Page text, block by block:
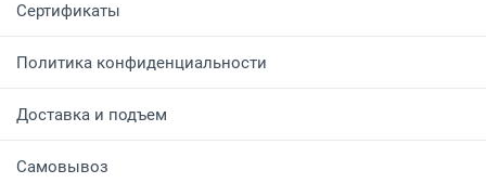
Сертификаты
Политика конфиденциальности
Доставка и подъем
Самовывоз